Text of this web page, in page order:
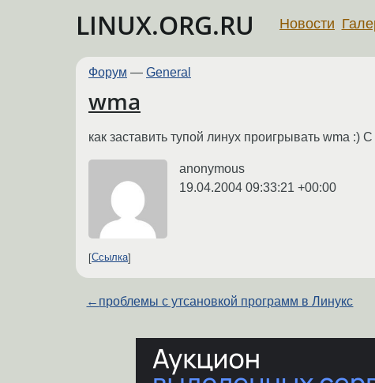
LINUX.ORG.RU Новости
Форум — General
wma
как заставить тупой линух проигрывать wma :)
anonymous
19.04.2004 09:33:21 +00:00
Ссылка
← проблемы с утсановкой программ в Линукс